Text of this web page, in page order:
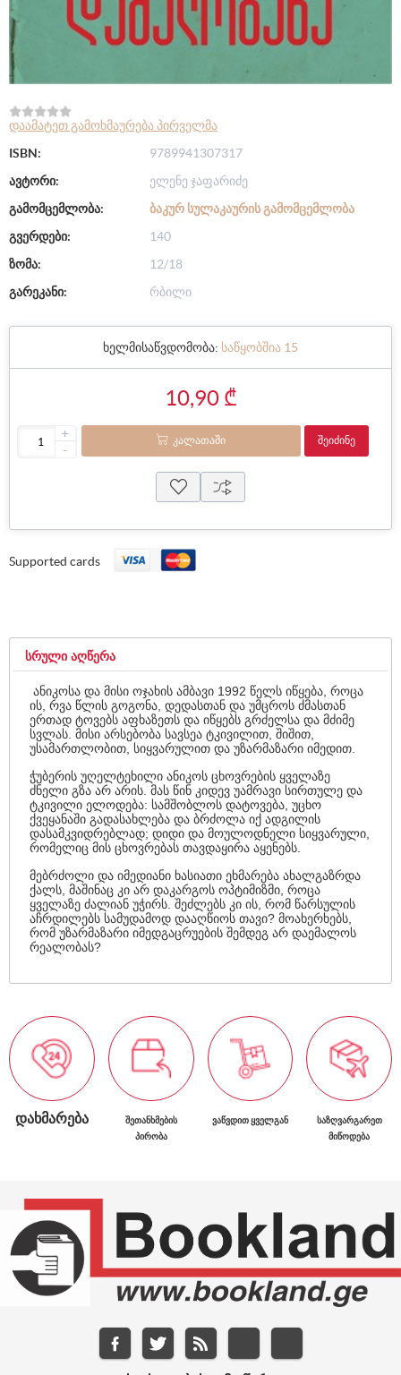
დაამატეთ გამოხმაურება პირველმა
ISBN:
9789941307317
ავტორი:
ელენე ჯაფარიძე
გამომცემლობა:
ᲑᲐᲙᲣᲠ ᲡᲣᲚᲐᲙᲐᲣᲠᲘᲡ ᲒᲐᲛᲝᲛᲪᲔᲛᲚᲝᲑᲐ
გვერდები:
140
ზომა:
12/18
გარეკანი:
რბილი
ხელმისაწვდომობა: საწყობშია 15
10,90 ₾
+
-
ᲙᲐᲚᲐᲗᲐᲨᲘ ᲨᲔᲘᲫᲘᲜᲔ
Supported cards
ᲡᲠᲣᲚᲘ ᲐᲦᲬᲔᲠᲐ
ანიკოსა და მისი ოჯახის ამბავი 1992 წელს იწყება, როცა
ის, რვა წლის გოგონა, დედასთან და უმცროს ძმასთან
ერთად ტოვებს აფხაზეთს და იწყებს გრძელსა და მძიმე
სვლას. მისი არსებობა სავსეა ტკივილით, შიშით,
უსამართლობით, სიყვარულით და უზარმაზარი იმედით.
ჭუბერის უღელტეხილი ანიკოს ცხოვრების ყველაზე
ძნელი გზა არ არის. მას წინ კიდევ უამრავი სირთულე და
ტკივილი ელოდება: სამშობლოს დატოვება, უცხო
ქვეყანაში გადასახლება და ბრძოლა იქ ადგილის
დასამკვიდრებლად; დიდი და მოულოდნელი სიყვარული,
რომელიც მის ცხოვრებას თავდაყირა აყენებს.
მებრძოლი და იმედიანი ხასიათი ეხმარება ახალგაზრდა
ქალს, მაშინაც კი არ დაკარგოს ოპტიმიზმი, როცა
ყველაზე ძალიან უჭირს. შეძლებს კი ის, რომ წარსულის
აჩრდილებს სამუდამოდ დააღწიოს თავი? მოახერხებს,
რომ უზარმაზარი იმედგაცრუების შემდეგ არ დაემალოს
რეალობას?
ᲓᲐᲮᲛᲐᲠᲔᲑᲐ
ᲨᲔᲗᲐᲜᲮᲛᲔᲑᲘᲡ
ᲞᲘᲠᲝᲑᲐ
ᲕᲐᲬᲕᲓᲘᲗ ᲧᲕᲔᲚᲒᲐᲜ
ᲡᲐᲖᲦᲕᲐᲠᲒᲐᲠᲔᲗ
ᲛᲘᲬᲝᲓᲔᲑᲐ